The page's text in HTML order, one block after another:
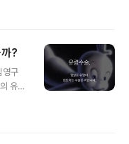
를
유령
니다.
서
등
지
?
영구
유령
술